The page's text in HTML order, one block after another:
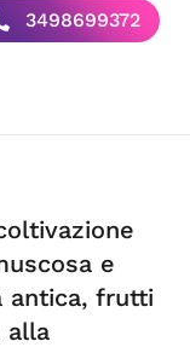
3498699372
e
antica, frutti
alla